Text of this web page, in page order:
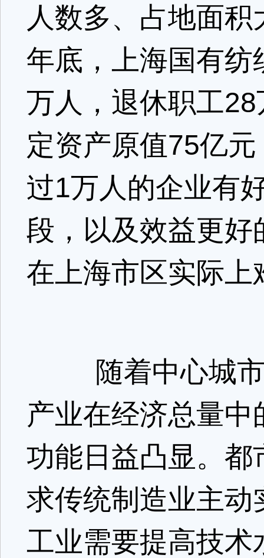
人数多、占地面
年底，上海国有
万人，退休职工
定资产原值75亿
过1万人的企业有
段，以及效益更
在上海市区实际上
随着中心城市
产业在经济总量
功能日益凸显。
求传统制造业主
工业需要提高技